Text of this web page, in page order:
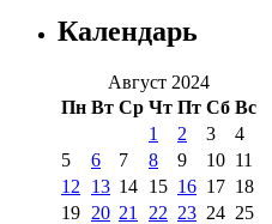
Календарь
Август 2024
Пн Вт Ср Чт Пт Сб Вс
1
2 3
4
5
6 7 8 9 10 11
12
13 14 15 16 17 18
19 20 21 22 23 24 25